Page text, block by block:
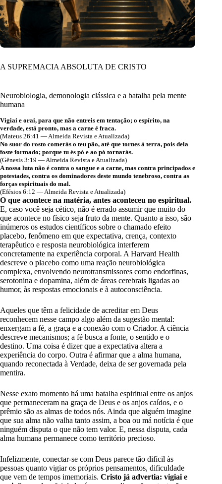
A SUPREMACIA ABSOLUTA DE CRISTO
Neurobiologia, demonologia clássica e a batalha pela mente
humana
Vigiai e orai, para que não entreis em tentação; o espírito, na
verdade, está pronto, mas a carne é fraca.
(Mateus 26:41 — Almeida Revista e Atualizada)
No suor do rosto comerás o teu pão, até que tornes à terra, pois dela
foste formado; porque tu és pó e ao pó tornarás.
(Gênesis 3:19 — Almeida Revista e Atualizada)
A nossa luta não é contra o sangue e a carne, mas contra principados e
potestades, contra os dominadores deste mundo tenebroso, contra as
forças espirituais do mal.
(Efésios 6:12 — Almeida Revista e Atualizada)
O que acontece na matéria, antes aconteceu no espiritual.
E, caso você seja cético, não é errado assumir que muito do
que acontece no físico seja fruto da mente. Quanto a isso, são
inúmeros os estudos científicos sobre o chamado efeito
placebo, fenômeno em que expectativa, crença, contexto
terapêutico e resposta neurobiológica interferem
concretamente na experiência corporal. A Harvard Health
descreve o placebo como uma reação neurobiológica
complexa, envolvendo neurotransmissores como endorfinas,
serotonina e dopamina, além de áreas cerebrais ligadas ao
humor, às respostas emocionais e à autoconsciência.
Aqueles que têm a felicidade de acreditar em Deus
reconhecem nesse campo algo além da sugestão mental:
enxergam a fé, a graça e a conexão com o Criador. A ciência
descreve mecanismos; a fé busca a fonte, o sentido e o
destino. Uma coisa é dizer que a expectativa altera a
experiência do corpo. Outra é afirmar que a alma humana,
quando reconectada à Verdade, deixa de ser governada pela
mentira.
Nesse exato momento há uma batalha espiritual entre os anjos
que permaneceram na graça de Deus e os anjos caídos, e o
prêmio são as almas de todos nós. Ainda que alguém imagine
que sua alma não valha tanto assim, a boa ou má notícia é que
ninguém disputa o que não tem valor. E, nessa disputa, cada
alma humana permanece como território precioso.
Infelizmente, conectar-se com Deus parece tão difícil às
pessoas quanto vigiar os próprios pensamentos, dificuldade
que vem de tempos imemoriais. Cristo já advertia: vigiai e